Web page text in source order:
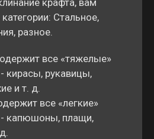
крафта, вам
Стальное,
разное.
все «тяжелые»
кирасы, рукавицы,
и т. д.
все «легкие»
- капюшоны, плащи,